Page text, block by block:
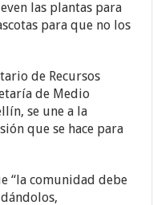
las plantas para
para que no los
de Recursos
de Medio
se une a la
que se hace para
“la comunidad debe